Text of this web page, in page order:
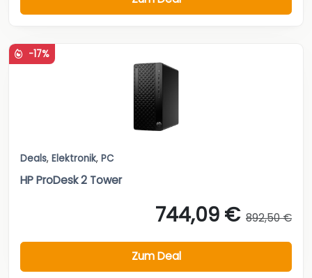
-17%
Deals, Elektronik, PC
HP ProDesk 2 Tower
744,09 € 892,50 €
Zum Deal